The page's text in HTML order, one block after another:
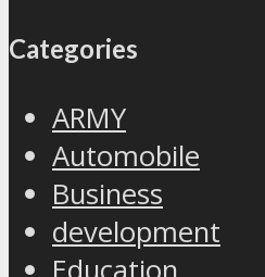
Categories
ARMY
Automobile
Business
development